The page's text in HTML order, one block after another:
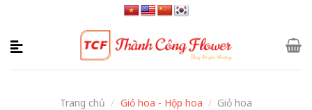
content
Trang chủ / Giỏ hoa - Hộp hoa / Giỏ hoa